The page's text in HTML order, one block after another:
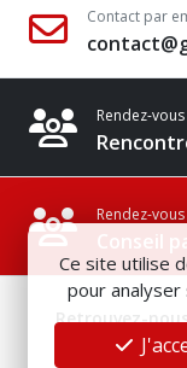
Contact par
Rendez-vous
Rendez-vous
Conseil
Retrouvez-
Ce site utilise
pour